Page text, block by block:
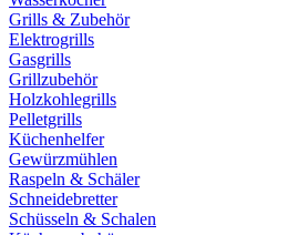
Grills & Zubehör
Elektrogrills
Gasgrills
Grillzubehör
Holzkohlegrills
Pelletgrills
Küchenhelfer
Gewürzmühlen
Raspeln & Schäler
Schneidebretter
Schüsseln & Schalen